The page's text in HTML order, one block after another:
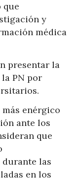
que
y
médica
presentar la
PN por
enérgico
ante los
que
las
en los